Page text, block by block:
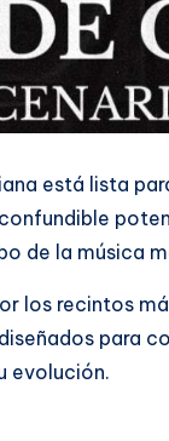
está lista
de la música
los recintos
para
evolución.